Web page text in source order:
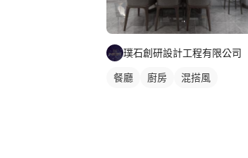
璞石創研設計工程有限公司
餐廳 廚房 混搭風